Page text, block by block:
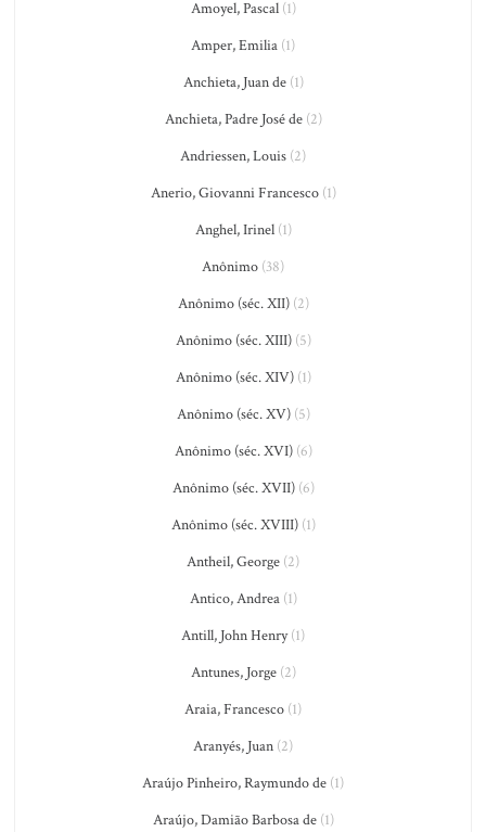
Amoyel, Pascal(1)
Amper, Emilia (1)
Anchieta, Juan de(1)
Anchieta, Padre José de(2)
Andriessen, Louis (2)
Anerio, Giovanni Francesco(1)
Anghel, Irinel(1)
Anônimo (38)
Anônimo (séc. XII)(2)
Anônimo (séc. XIII)(5)
Anônimo (séc. XIV)(1)
Anônimo (séc. XV)(5)
Anônimo (séc. XVI)(6)
Anônimo (séc. XVII)(6)
Anônimo (séc. XVIII)(1)
Antheil, George (2)
Antico, Andrea(1)
Antill, John Henry(1)
Antunes, Jorge(2)
Araia, Francesco (1)
Aranyés, Juan (2)
Araújo Pinheiro, Raymundo de (1)
Araújo, Damião Barbosa de(1)